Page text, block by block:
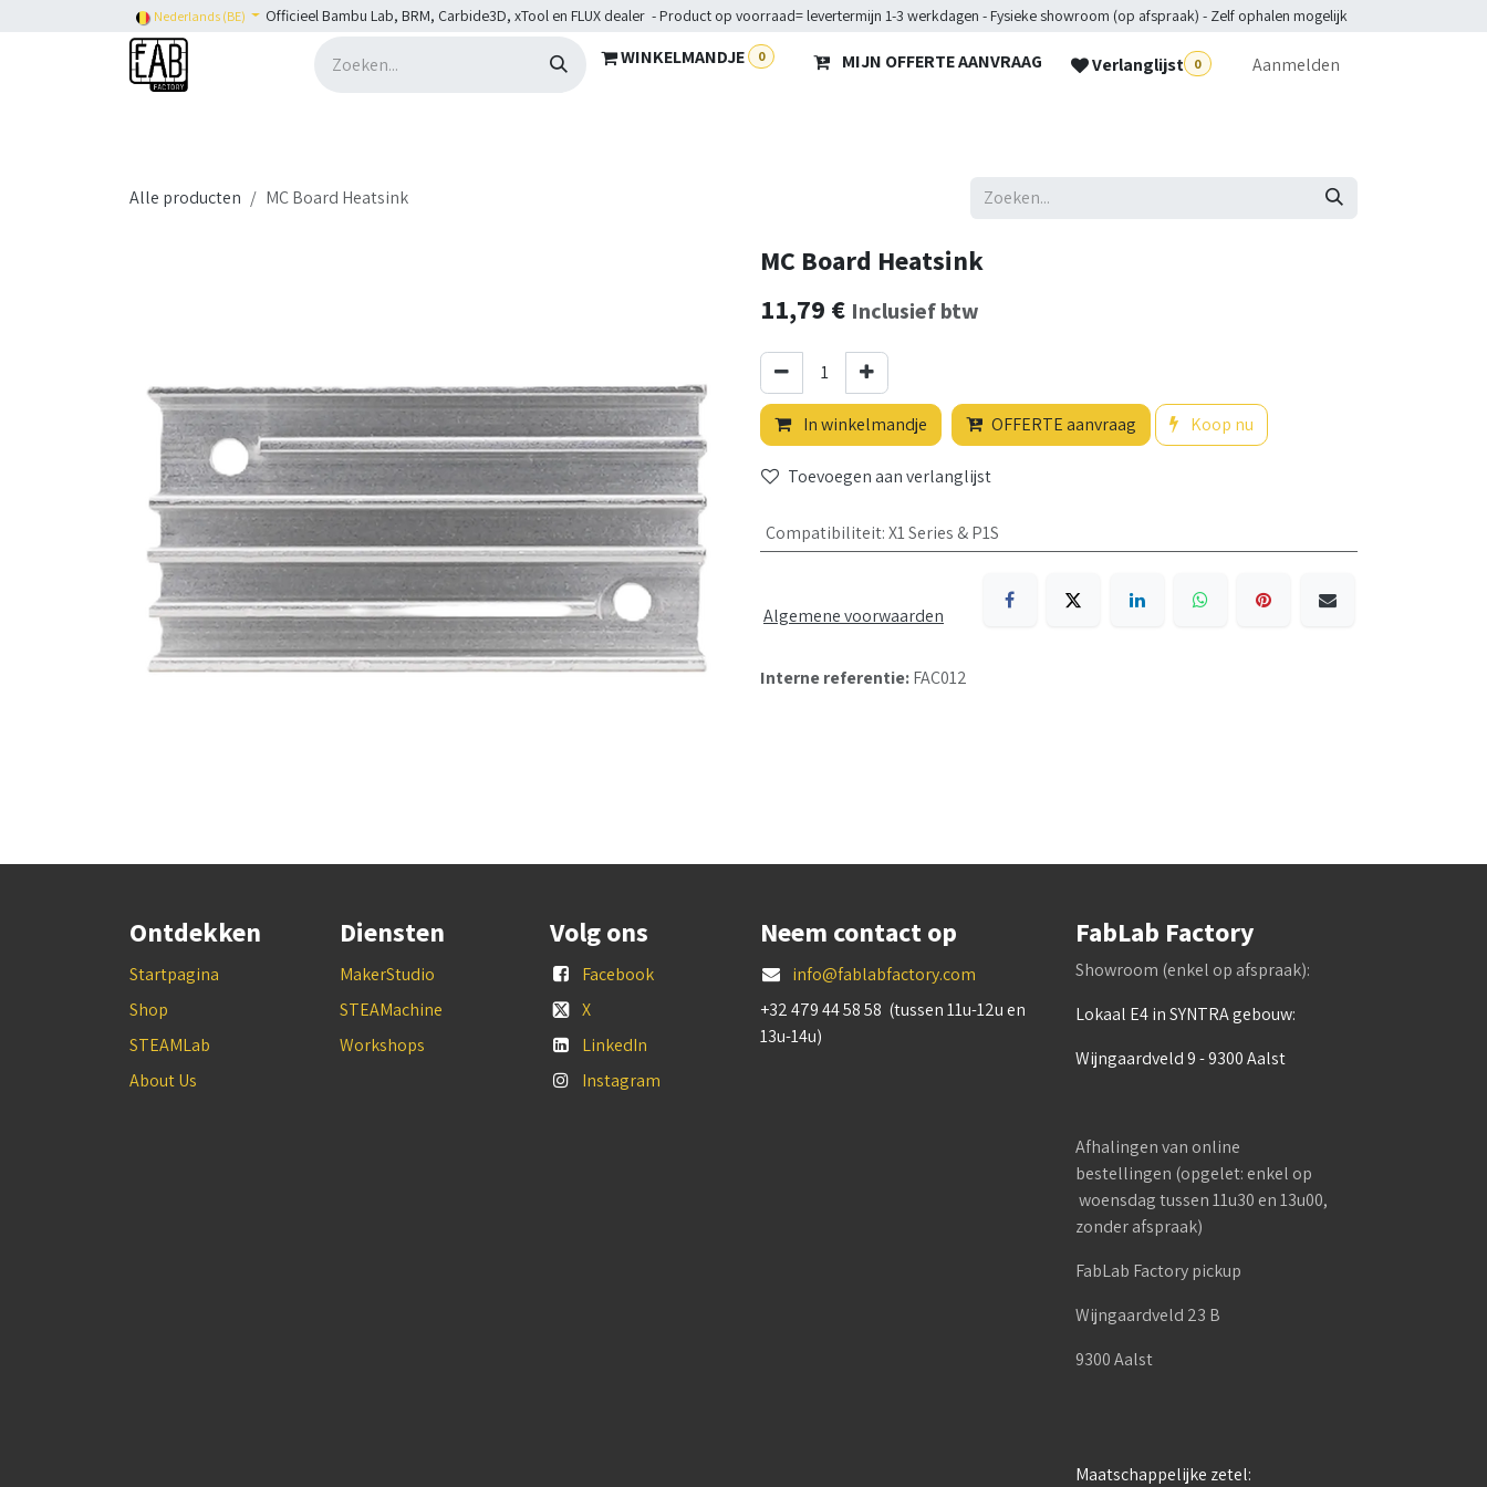
Overslaan naar inhoudNederlands (BE) Officieel Bambu Lab, BRM, Carbide3D, xTool en FLUX dealer - Product op voorraad= levertermijn 1-3 werkdagen - Fysieke showroom (op afspraak) - Zelf ophalen mogelijk
WINKELMANDJE 0 MIJN OFFERTE AANVRAAG Verlanglijst 0 Aanmelden
Alle producten MC Board Heatsink
MC Board Heatsink
11,79 € Inclusief btw
In winkelmandje OFFERTE aanvraag Koop nu
Toevoegen aan verlanglijst
Compatibiliteit:X1 Series & P1S
Algemene voorwaarden
Interne referentie:FAC012
Ontdekken
Startpagina
Shop
STEAMLab
About Us
Diensten
MakerStudio
STEAMachine
Workshops
Volg ons
Facebook
X
LinkedIn
Instagram
Neem contact op
info@fablabfactory.com
+32 479 44 58 58 (tussen 11u-12u en
13u-14u)
FabLab Factory
Showroom (enkel op afspraak):
Lokaal E4 in SYNTRA gebouw:
Wijngaardveld 9 - 9300 Aalst
Afhalingen van online
bestellingen (opgelet: enkel op
woensdag tussen 11u30 en 13u00,
zonder afspraak)
FabLab Factory pickup
Wijngaardveld 23 B
9300 Aalst
Maatschappelijke zetel: